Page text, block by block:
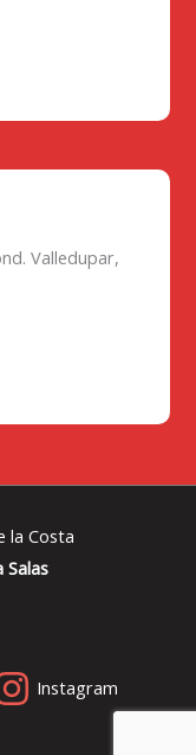
Valledupar,
la Costa
Salas
Instagram